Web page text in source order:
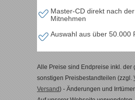
Master-CD direkt nach
Mitnehmen
Auswahl aus über 50.000
Alle Preise sind Endpreise inkl. der
sonstigen Preisbestandteilen (zzgl.
Versand) - Änderungen und